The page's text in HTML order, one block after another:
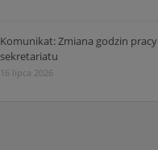
Komunikat: Zmiana godzin pracy
sekretariatu
16 lipca 2026